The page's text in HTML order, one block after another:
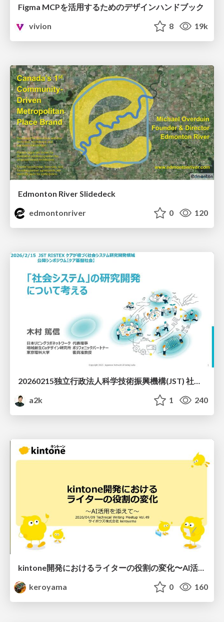
Figma MCPを活用するためのデザインハンドブック
vivion
8 19k
Edmonton River Slidedeck
edmontonriver
0 120
a2k
1 240
kintone開発における​ライターの役割の変化​〜AI活用を添えて〜 / Changes in the Role of Writers in Kintone Development
keroyama
0 160